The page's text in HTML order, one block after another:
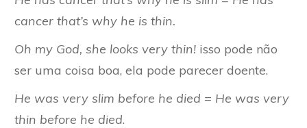
cancer that’s why he is thin.
Oh my God, she looks very thin! isso pode não
ser uma coisa boa, ela pode parecer doente.
He was very slim before he died = He was very
thin before he died.